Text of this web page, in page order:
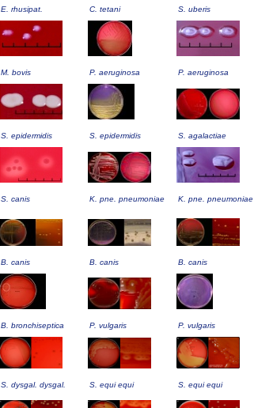
E. rhusipat. C. tetani S. uberis
M. bovis P. aeruginosa P. aeruginosa
S. epidermidis S. epidermidis S. agalactiae
S. canis K. pne. pneumoniae K. pne. pneumoniae
B. canis B. canis B. canis
B. bronchiseptica P. vulgaris P. vulgaris
S. dysgal. dysgal. S. equi equi S. equi equi